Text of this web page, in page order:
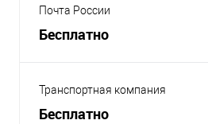
Почта России
Бесплатно
Транспортная компания
Бесплатно